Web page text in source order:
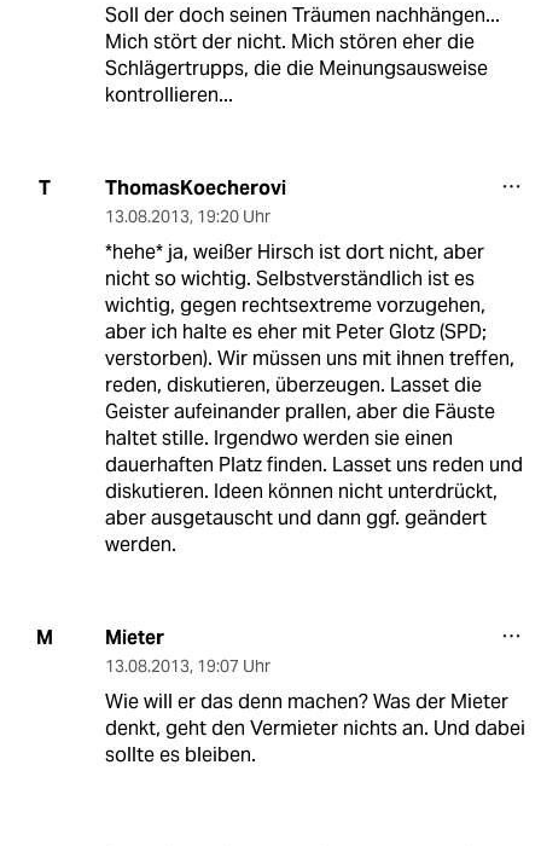
Soll der doch seinen Träumen nachhängen...
Mich stört der nicht. Mich stören eher die
Schlägertrupps, die die Meinungsausweise
kontrollieren...
T ThomasKoecherovi
13.08.2013, 19:20 Uhr
*hehe* ja, weißer Hirsch ist dort nicht, aber
nicht so wichtig. Selbstverständlich ist es
wichtig, gegen rechtsextreme vorzugehen,
aber ich halte es eher mit Peter Glotz (SPD;
verstorben). Wir müssen uns mit ihnen treffen,
reden, diskutieren, überzeugen. Lasset die
Geister aufeinander prallen, aber die Fäuste
haltet stille. Irgendwo werden sie einen
dauerhaften Platz finden. Lasset uns reden und
diskutieren. Ideen können nicht unterdrückt,
aber ausgetauscht und dann ggf. geändert
werden.
M Mieter
13.08.2013, 19:07 Uhr
Wie will er das denn machen? Was der Mieter
denkt, geht den Vermieter nichts an. Und dabei
sollte es bleiben.